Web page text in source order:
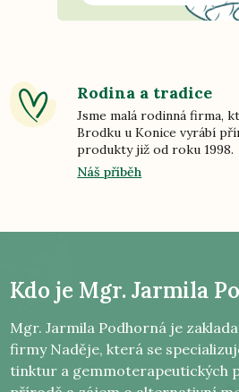
Rodina a tradice
Jsme malá rodinná firma,
Brodku u Konice vyrábí
produkty již od roku 1998.
Náš příběh
Kdo je Mgr. Jarmila
Mgr. Jarmila Podhorná je
firmy Naděje, která se
tinktur a gemmoterapeutických